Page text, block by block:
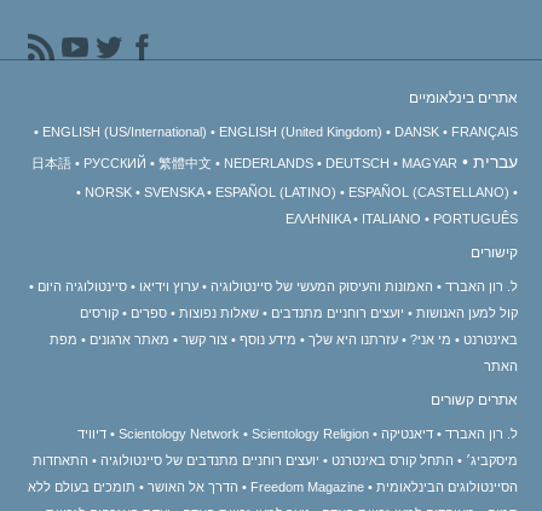
אתרים בינלאומיים
ENGLISH (US/International) ENGLISH (United Kingdom) DANSK FRANÇAIS
עברית 日本語 РУССКИЙ 繁體中文 NEDERLANDS DEUTSCH
MAGYAR
NORSK
SVENSKA ESPAÑOL (LATINO)
ESPAÑOL (CASTELLANO)
ΕΛΛΗΝΙΚA
ITALIANO PORTUGUÊS
קישורים
ל. רון האברד האמונות והעיסוק המעשי של סיינטולוגיה ערוץ וידיאו
סיינטולוגיה היום
קול למען האנושות
יועצים רוחניים מתנדבים שאלות נפוצות ספרים
קורסים
באינטרנט
מי אני? עזרתנו היא שלך מידע נוסף צור קשר מאתר ארגונים
מפת
האתר
אתרים קשורים
ל. רון האברד דיאנטיקה Scientology Network Scientology Religion
דיוויד
מיסקביג׳
התחל קורס באינטרנט יועצים רוחניים מתנדבים של סיינטולוגיה
התאחדות
הסיינטולוגים הבינלאומית
Freedom Magazine הדרך אל האושר
תומכים בעולם ללא